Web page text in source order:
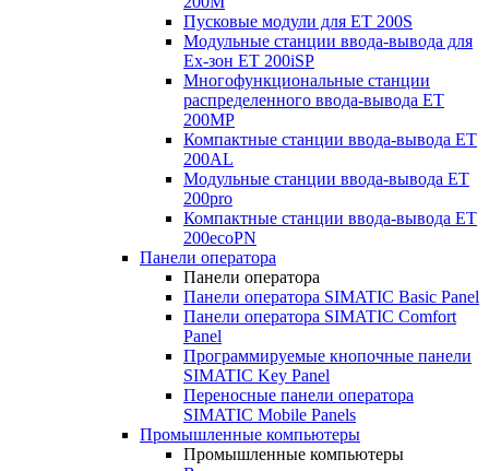
Пусковые модули для ET 200S
Модульные станции ввода-вывода для
Ex-зон ET 200iSP
Многофункциональные станции
распределенного ввода-вывода ET
200MP
Компактные станции ввода-вывода ET
200AL
Модульные станции ввода-вывода ET
200pro
Компактные станции ввода-вывода ET
200ecoPN
Панели оператора
Панели оператора
Панели оператора SIMATIC Basic Panel
Панели оператора SIMATIC Comfort
Panel
Программируемые кнопочные панели
SIMATIC Key Panel
Переносные панели оператора
SIMATIC Mobile Panels
Промышленные компьютеры
Промышленные компьютеры